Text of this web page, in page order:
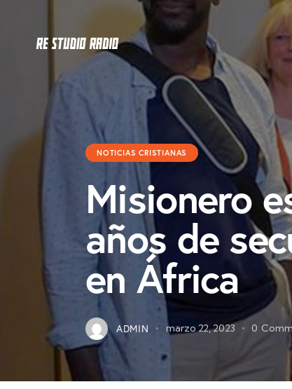
NOTICIAS CRISTIANAS
Misionero
años de
en África
ADMIN marzo 22, 2023 0